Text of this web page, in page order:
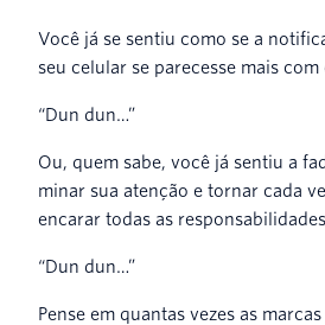
Você já se sentiu como se a
seu celular se parecesse mais com
“Dun dun…”
Ou, quem sabe, você já sentiu a
minar sua atenção e tornar cada
encarar todas as
“Dun dun…”
Pense em quantas vezes as